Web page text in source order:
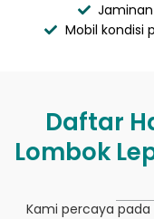
Mobil kondisi
Daftar
Lombok
Kami percaya